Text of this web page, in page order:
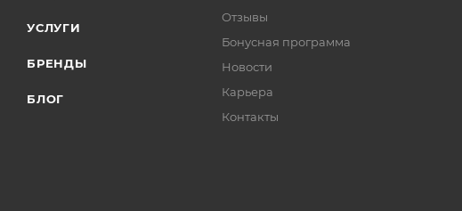
УСЛУГИ
БРЕНДЫ
БЛОГ
Отзывы
Бонусная программа
Новости
Карьера
Контакты